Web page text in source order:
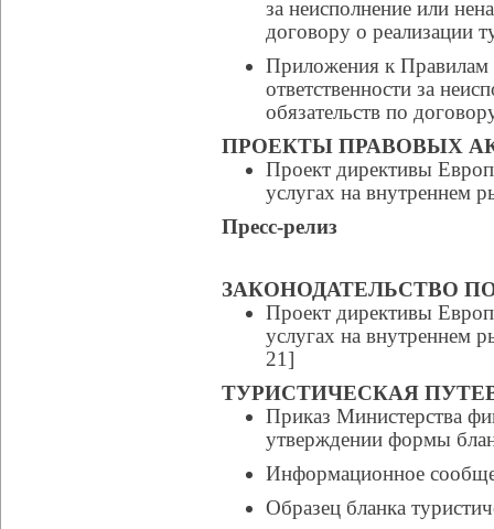
за неисполнение или
договору о реализации
Приложения к Правилам
ответственности за
обязательств по
ПРОЕКТЫ ПРАВОВЫХ
Проект директивы
услугах на внутреннем
Пресс-релиз
ЗАКОНОДАТЕЛЬСТВО
Проект директивы
услугах на внутреннем
21]
ТУРИСТИЧЕСКАЯ
Приказ Министерства
утверждении формы
Информационное
Образец бланка